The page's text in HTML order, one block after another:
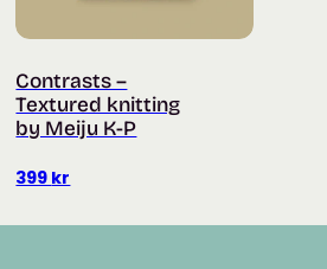
Contrasts –
Textured knitting
by Meiju K-P
399 kr